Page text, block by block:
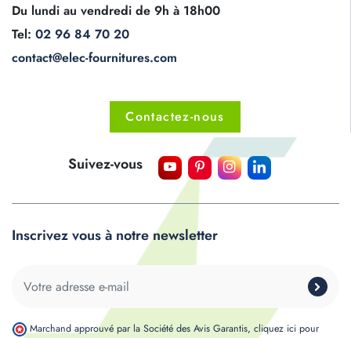
Du lundi au vendredi de 9h à 18h00
Tel: 02 96 84 70 20
contact@elec-fournitures.com
Contactez-nous
Suivez-vous
Inscrivez vous à notre newsletter
Marchand approuvé par la Société des Avis Garantis, cliquez ici pour